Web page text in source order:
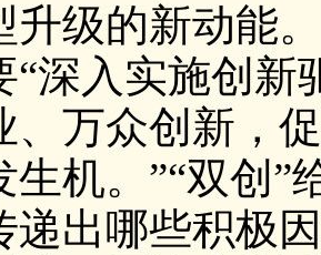
升级的新动能
“深入实施创新
、万众创新，
生机。”“双创”
递出哪些积极